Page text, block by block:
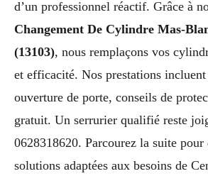
d’un professionnel réactif. Grâce à
Changement De Cylindre Mas-
(13103), nous remplaçons vos
et efficacité. Nos prestations incluent
ouverture de porte, conseils de
gratuit. Un serrurier qualifié reste
0628318620. Parcourez la suite
solutions adaptées aux besoins de